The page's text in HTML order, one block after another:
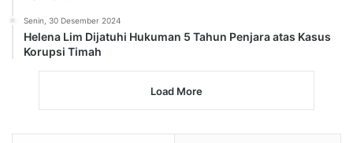
Senin, 30 Desember 2024
Helena Lim Dijatuhi Hukuman 5 Tahun Penjara atas Kasus
Korupsi Timah
Load More